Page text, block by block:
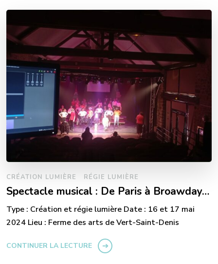
CRÉATION LUMIÈRE RÉGIE LUMIÈRE
Spectacle musical : De Paris à Broawday…
Type : Création et régie lumière Date : 16 et 17 mai
2024 Lieu : Ferme des arts de Vert-Saint-Denis
CONTINUER LA LECTURE